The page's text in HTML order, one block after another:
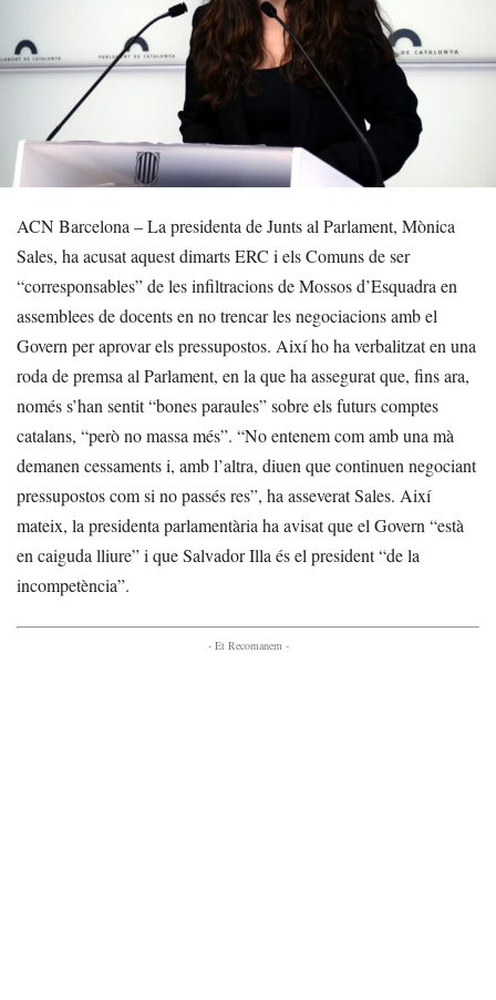
ACN Barcelona – La presidenta de Junts al Parlament, Mònica
Sales, ha acusat aquest dimarts ERC i els Comuns de ser
“corresponsables” de les infiltracions de Mossos d’Esquadra en
assemblees de docents en no trencar les negociacions amb el
Govern per aprovar els pressupostos. Així ho ha verbalitzat en una
roda de premsa al Parlament, en la que ha assegurat que, fins ara,
només s’han sentit “bones paraules” sobre els futurs comptes
catalans, “però no massa més”. “No entenem com amb una mà
demanen cessaments i, amb l’altra, diuen que continuen negociant
pressupostos com si no passés res”, ha asseverat Sales. Així
mateix, la presidenta parlamentària ha avisat que el Govern “està
en caiguda lliure” i que Salvador Illa és el president “de la
incompetència”.
- Et Recomanem -